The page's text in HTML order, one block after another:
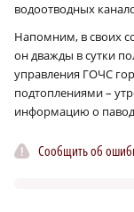
водоотводных
Напомним, в своих
он дважды в сутки
управления ГОЧС
подтоплениями –
информацию о
Сообщить об